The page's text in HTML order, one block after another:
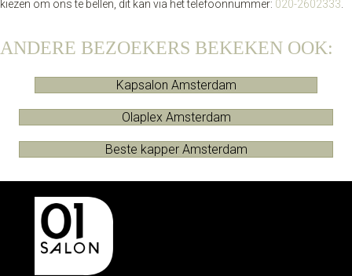
kiezen om ons te bellen, dit kan via het telefoonnummer: 020-2602333
ANDERE BEZOEKERS BEKEKEN OOK:
Kapsalon Amsterdam
Olaplex Amsterdam
Beste kapper Amsterdam